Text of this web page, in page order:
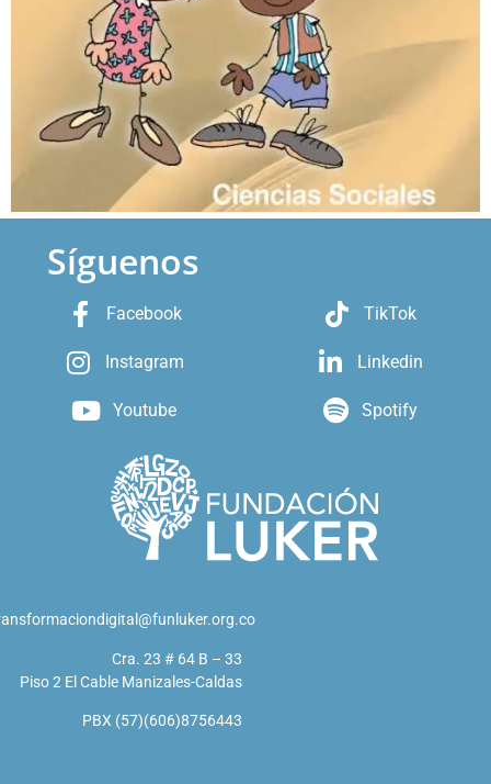
Síguenos
Facebook
Instagram
Youtube
TikTok
Linkedin
Spotify
Cra. 23 # 64 B – 33
Piso 2 El Cable Manizales-Caldas
PBX (57)(606)8756443